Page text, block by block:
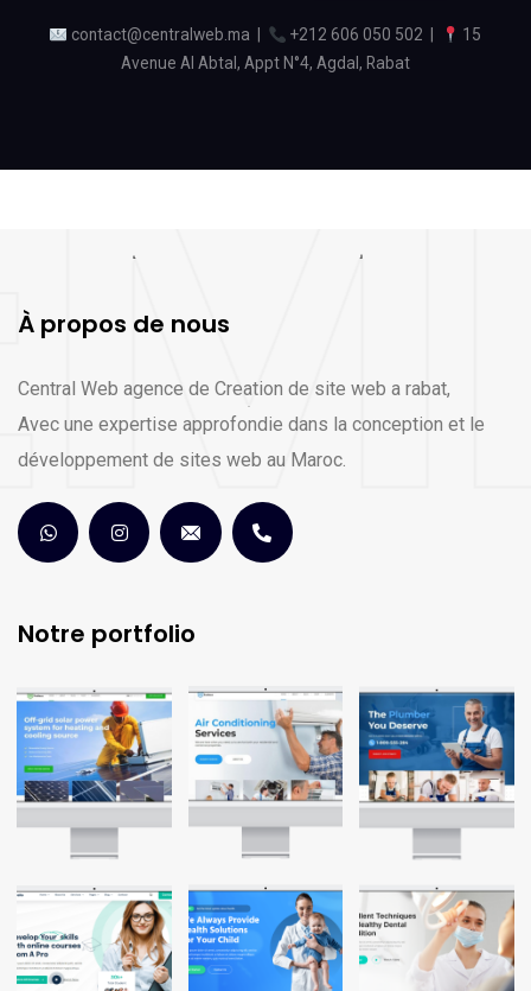
contact@centralweb.ma +212 606 050 502
15
Avenue Al Abtal, Appt N°4, Agdal, Rabat
À propos de nous
Central Web agence de Creation de site web a rabat,
Avec une expertise approfondie dans la conception et le
développement de sites web au Maroc.
Notre portfolio